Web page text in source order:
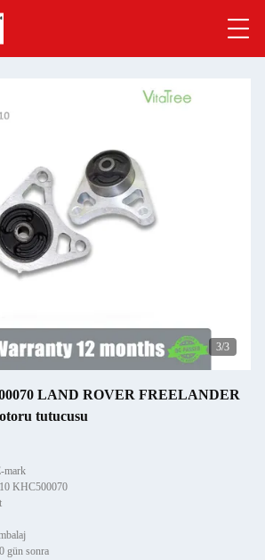
3/3
LAND ROVER FREELANDER
tutucusu
mark
KHC500070
gün sonra